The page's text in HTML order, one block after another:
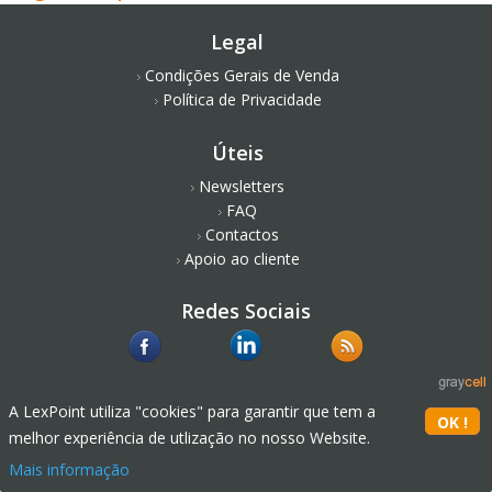
Legal
Condições Gerais de Venda
Política de Privacidade
Úteis
Newsletters
FAQ
Contactos
Apoio ao cliente
Redes Sociais
A LexPoint utiliza "cookies" para garantir que tem a
melhor experiência de utlização no nosso Website.
Mais informação